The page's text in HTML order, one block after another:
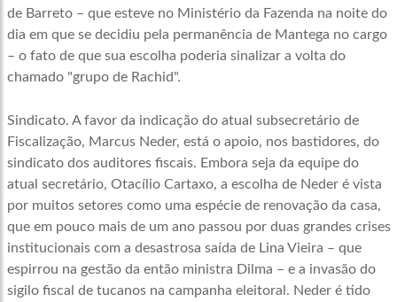
de Barreto – que esteve no Ministério da Fazenda na noite do
dia em que se decidiu pela permanência de Mantega no cargo
– o fato de que sua escolha poderia sinalizar a volta do
chamado "grupo de Rachid".
Sindicato. A favor da indicação do atual subsecretário de
Fiscalização, Marcus Neder, está o apoio, nos bastidores, do
sindicato dos auditores fiscais. Embora seja da equipe do
atual secretário, Otacílio Cartaxo, a escolha de Neder é vista
por muitos setores como uma espécie de renovação da casa,
que em pouco mais de um ano passou por duas grandes crises
institucionais com a desastrosa saída de Lina Vieira – que
espirrou na gestão da então ministra Dilma – e a invasão do
sigilo fiscal de tucanos na campanha eleitoral. Neder é tido